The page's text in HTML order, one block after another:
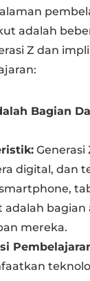
adalah
Z dan
Bagian
digital, dan
adalah bagian
mereka.